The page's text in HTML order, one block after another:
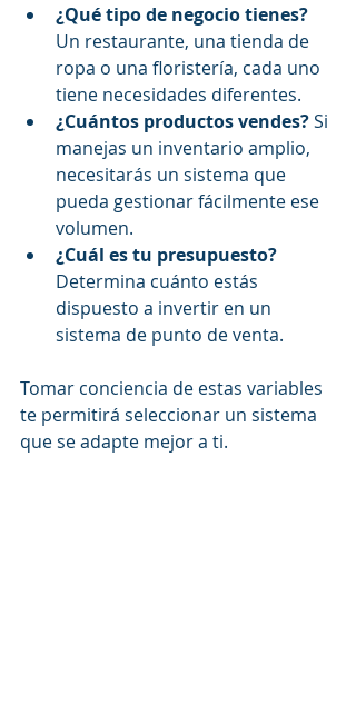
¿Qué tipo de negocio tienes?
Un restaurante, una tienda de
ropa o una floristería, cada uno
tiene necesidades diferentes.
¿Cuántos productos vendes? Si
manejas un inventario amplio,
necesitarás un sistema que
pueda gestionar fácilmente ese
volumen.
¿Cuál es tu presupuesto?
Determina cuánto estás
dispuesto a invertir en un
sistema de punto de venta.
Tomar conciencia de estas variables
te permitirá seleccionar un sistema
que se adapte mejor a ti.